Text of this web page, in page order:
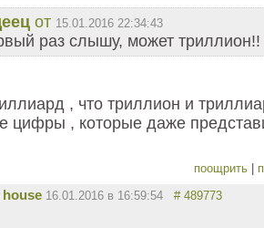
от 15.01.2016 22:34:43
раз слышу, может триллион!!
, что триллион и
цифры , которые даже
поощрить |
16.01.2016 в 16:59:54 # 489773